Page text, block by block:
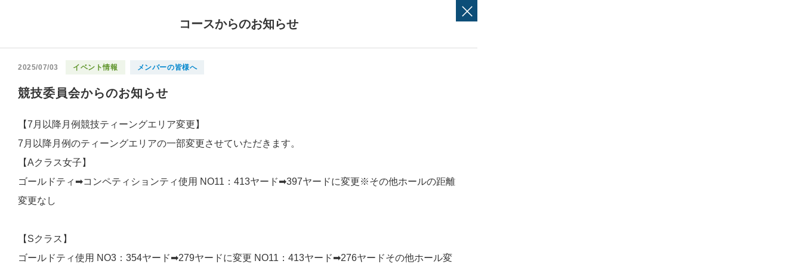
コースからのお知らせ
2025/07/03 イベント情報 メンバーの皆様へ
競技委員会からのお知らせ
【7月以降月例競技ティーングエリア変更】
7月以降月例のティーングエリアの一部変更させていただきます。
【Aクラス女子】
ゴールドティ➡コンペティションティ使用 NO11：413ヤード➡397ヤードに変更※その他ホールの距離
変更なし
【Sクラス】
ゴールドティ使用 NO3：354ヤード➡279ヤードに変更 NO11：413ヤード➡276ヤードその他ホール変